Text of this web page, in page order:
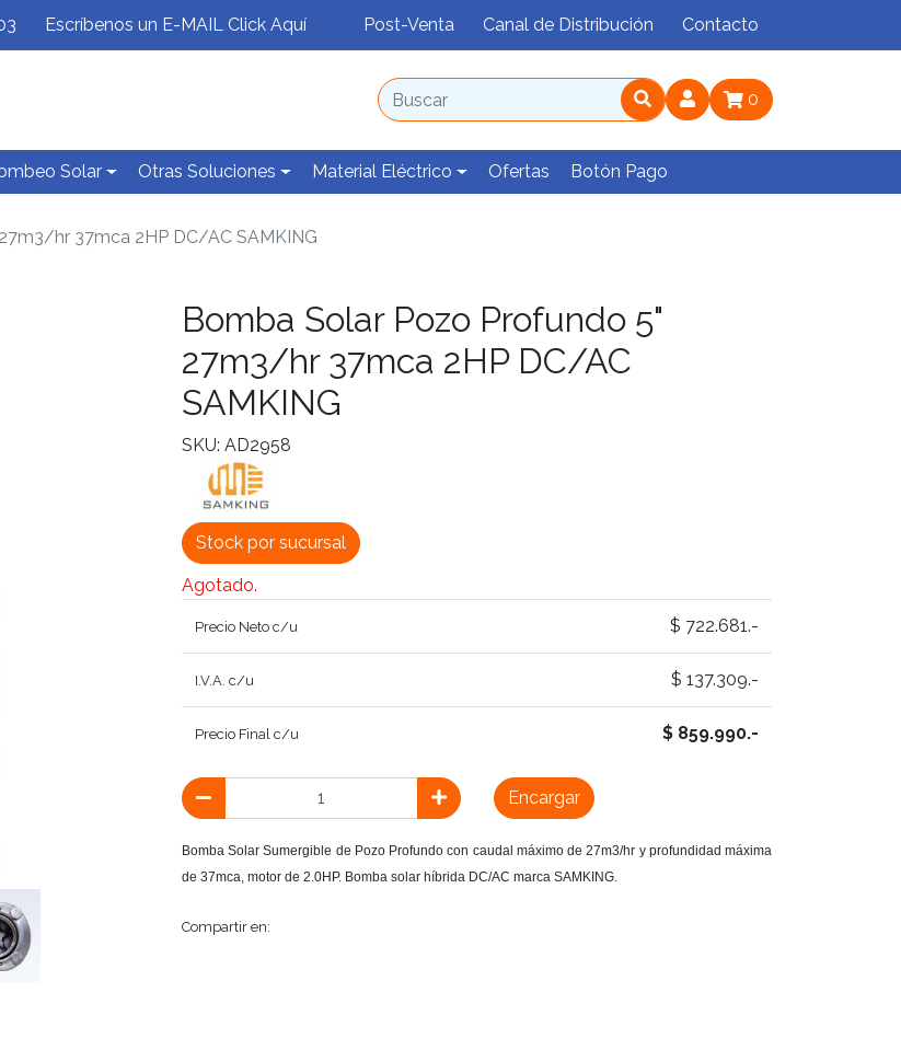
Escríbenos un E-MAIL Click Aquí Post-Venta Canal de Distribución Contacto
0
Solar Otras Soluciones Material Eléctrico Ofertas Botón Pago
hr 37mca 2HP DC/AC SAMKING
Bomba Solar Pozo Profundo 5"
27m3/hr 37mca 2HP DC/AC
SAMKING
SKU: AD2958
Stock por sucursal
Agotado.
Precio Neto c/u $ 722.681.-
I.V.A. c/u $ 137.309.-
Precio Final c/u $ 859.990.-
Encargar
Bomba Solar Sumergible de Pozo Profundo con caudal máximo de 27m3/hr y profundidad máxima
de 37mca, motor de 2.0HP. Bomba solar híbrida DC/AC marca SAMKING.
Compartir en: